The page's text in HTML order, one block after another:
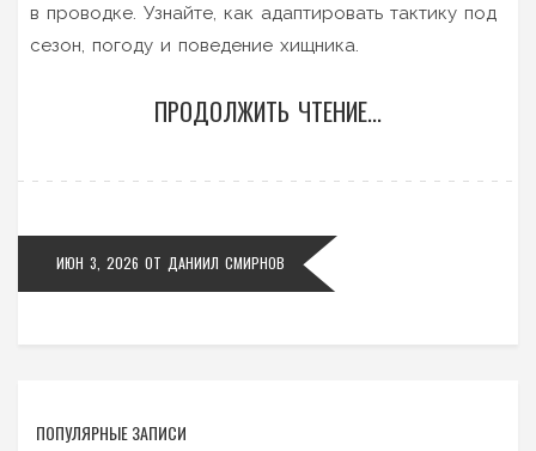
в проводке. Узнайте, как адаптировать тактику под
сезон, погоду и поведение хищника.
ПРОДОЛЖИТЬ ЧТЕНИЕ...
ИЮН 3, 2026 ОТ ДАНИИЛ СМИРНОВ
ПОПУЛЯРНЫЕ ЗАПИСИ